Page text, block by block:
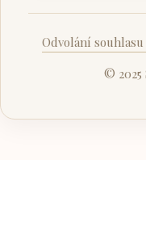
Odvolání
© 2025